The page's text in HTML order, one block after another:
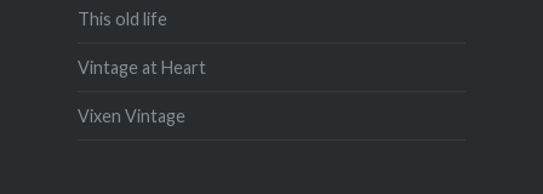
This old life
Vintage at Heart
Vixen Vintage